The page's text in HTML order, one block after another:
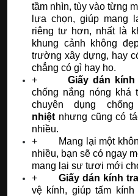
tầm nhìn, tùy vào từng
lựa chọn, giúp mang
riêng tư hơn, nhất là
khung cảnh không
trường xây dựng, hay
chẳng có gì hay ho.
+ Giấy dán
chống nắng nóng khá
chuyên dụng
nhiệt nhưng cũng có
nhiều.
+ Mang lại một
nhiều, bạn sẽ có ngay
mang lại sự tươi mới
+ Giấy dán kính
vệ kính, giúp tấm